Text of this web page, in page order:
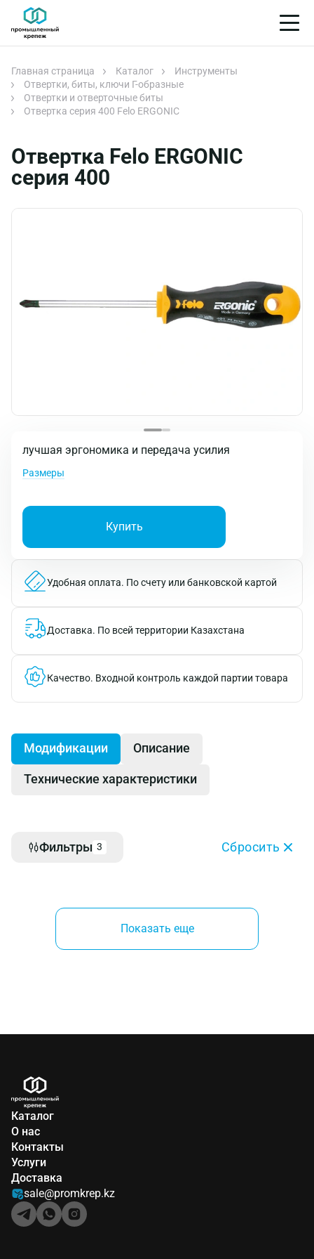
Главная страница Каталог
Инструменты
Отвертки, биты, ключи Г-образные
Отвертки и отверточные биты
Отвертка серия 400 Felo ERGONIC
Отвертка Felo ERGONIC
серия 400
лучшая эргономика и передача усилия
Размеры
Купить
Удобная оплата. По счету или банковской картой
Доставка. По всей территории Казахстана
Качество. Входной контроль каждой партии товара
Модификации Описание
Технические характеристики
Фильтры 3 Сбросить
Показать еще
Каталог
О нас
Контакты
Услуги
Доставка
sale@promkrep.kz